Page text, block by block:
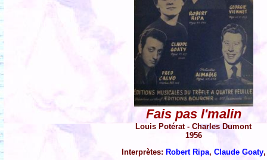
Fais pas l'malin
Louis Potérat - Charles Dumont
1956
Interprètes: Robert Ripa, Claude Goaty,